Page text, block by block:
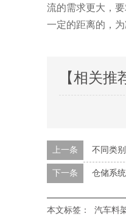
流的需求更大
一定的距离的，
【相关推
上一条 不同类
下一条 仓储系
本文标签： 汽车料